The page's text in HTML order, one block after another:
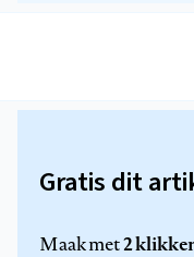
Gratis dit
Maak met2